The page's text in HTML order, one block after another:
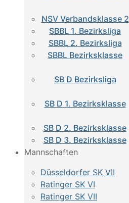
NSV Verbandsklasse 2
SBBL 1. Bezirksliga
SBBL 2. Bezirksliga
SBBL Bezirksklasse
SB D Bezirksliga
SB D 1. Bezirksklasse
SB D 2. Bezirksklasse
SB D 3. Bezirksklasse
Mannschaften
Düsseldorfer SK VII
Ratinger SK VI
Ratinger SK VII